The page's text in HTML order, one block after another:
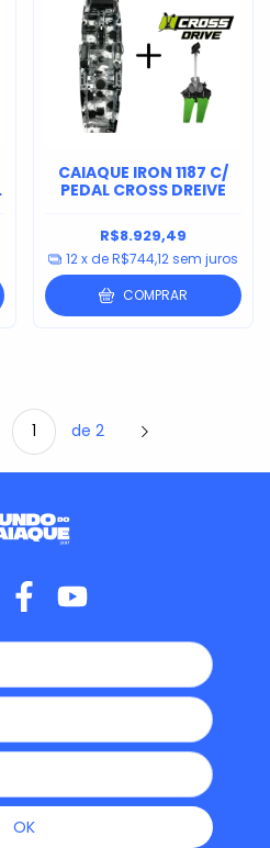
CAIAQUE IRON 1187 C/
PEDAL CROSS DREIVE
R$8.929,49
12x deR$744,12sem juros
COMPRAR
de 2